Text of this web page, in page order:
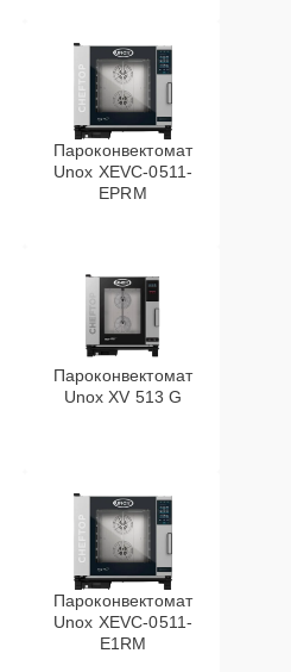
Пароконвектомат
Unox XEVC-0511-
EPRM
Пароконвектомат
Unox XV 513 G
Пароконвектомат
Unox XEVC-0511-
E1RM